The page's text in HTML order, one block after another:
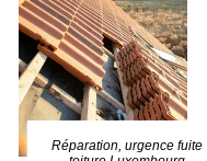
Réparation, urgence fuite